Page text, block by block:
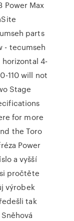
Power Max
parts
- tecumseh
4-
110 will not
Stage
for more
the Toro
Power
a vyšší
pročtěte
výrobek
tak